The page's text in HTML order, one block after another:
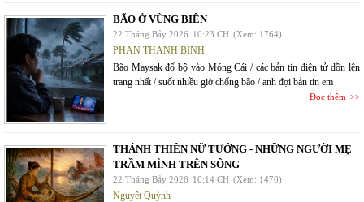
BÃO Ở VÙNG BIÊN
22 Tháng Bảy 2026 10:23 CH (Xem: 1764)
PHAN THANH BÌNH
Bão Maysak đổ bộ vào Móng Cái / các bản tin điện tử dồn lên
trang nhất / suốt nhiều giờ chống bão / anh đợi bản tin em
Đọc thêm
THÁNH THIÊN NỮ TƯỚNG - NHỮNG NGƯỜI MẸ
TRẦM MÌNH TRÊN SÔNG
22 Tháng Bảy 2026 10:14 CH (Xem: 1470)
Nguyệt Quỳnh